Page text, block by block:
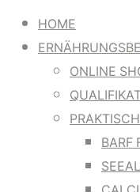
HOME
ONLINE
BARF